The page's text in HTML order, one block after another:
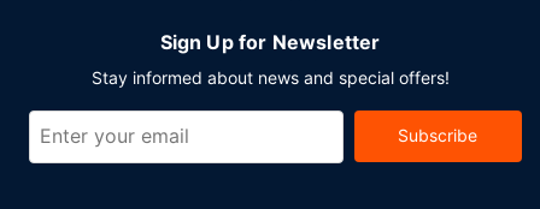
Sign Up for Newsletter
Stay informed about news and special offers!
Subscribe